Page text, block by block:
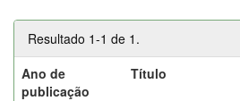
Resultado 1-1 de 1.
Ano de
publicação
Título